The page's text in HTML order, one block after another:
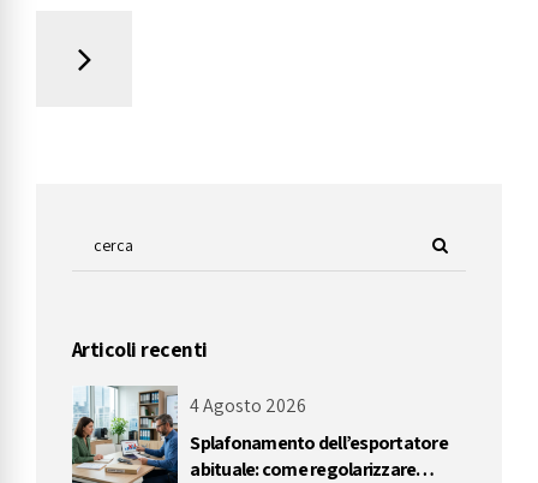
Articoli recenti
4 Agosto 2026
Splafonamento dell’esportatore
abituale: come regolarizzare